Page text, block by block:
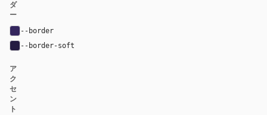
ダ
ー
--border
--border-soft
ア
ク
セ
ン
ト